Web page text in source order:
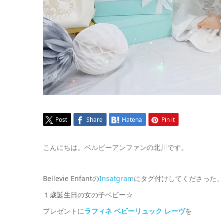
Post Share Hatena Pin it
こんにちは。ベルビーアンファンの北川です。
Bellevie EnfantのInsatgramにタグ付けしてくださった
１歳誕生日の女の子ベビー☆
プレゼントにラフィネ ベビーリュック レーヴを